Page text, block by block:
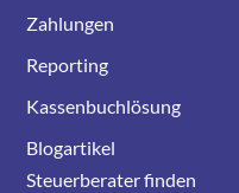
Zahlungen
Reporting
Kassenbuchlösung
Blogartikel
Steuerberater finden